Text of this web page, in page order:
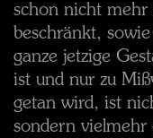
schon nicht mehr
beschränkt,
ganze jetzige
ist und nur zu
getan wird, ist
sondern vielmehr